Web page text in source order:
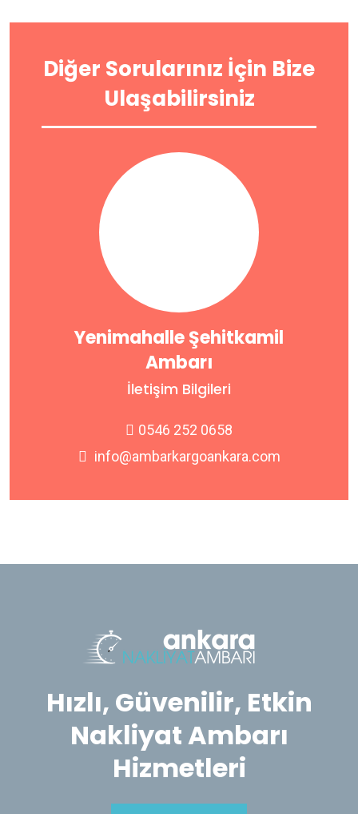
Diğer Sorularınız İçin Bize
Ulaşabilirsiniz
Yenimahalle Şehitkamil
Ambarı
İletişim Bilgileri
0546 252 0658
info@ambarkargoankara.com
Hızlı, Güvenilir, Etkin
Nakliyat Ambarı
Hizmetleri